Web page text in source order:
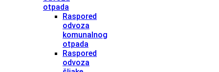
otpada
Raspored
odvoza
komunalnog
otpada
Raspored
odvoza